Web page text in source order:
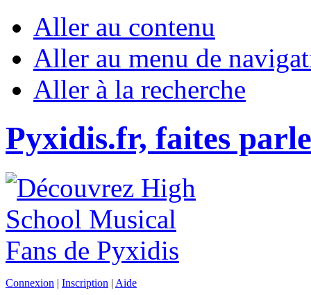
Aller au contenu
Aller au menu de
Aller à la recherche
Pyxidis.fr, faites
Connexion | Inscription | Aide